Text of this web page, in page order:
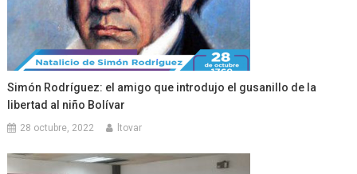
Simón Rodríguez: el amigo que introdujo el gusanillo de la
libertad al niño Bolívar
28 octubre, 2022 ltovar